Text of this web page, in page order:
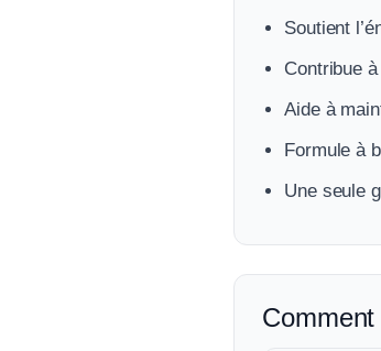
Soutient
Contribue
Aide à
Formule à
Une seule